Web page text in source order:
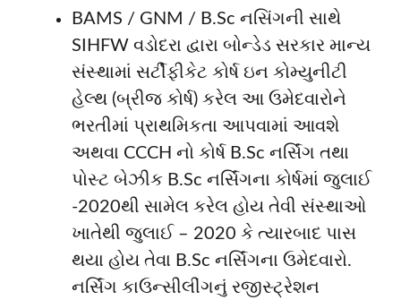
BAMS / GNM / B.Sc નસિંગની સાથે
SIHFW વડોદરા દ્વારા બોન્ડેડ સરકાર માન્ય
સંસ્થામાં સર્ટીફીકેટ કોર્ષ ઇન કોમ્યુનીટી
હેલ્થ (બ્રીજ કોર્ષ) કરેલ આ ઉમેદવારોને
ભરતીમાં પ્રાથમિકતા આપવામાં આવશે
અથવા CCCH નો કોર્ષ B.Sc નર્સિંગ તથા
પોસ્ટ બેઝીક B.Sc નર્સિંગના કોર્ષમાં જુલાઈ
-2020થી સામેલ કરેલ હોય તેવી સંસ્થાઓ
ખાતેથી જુલાઈ – 2020 કે ત્યારબાદ પાસ
થયા હોય તેવા B.Sc નર્સિંગના ઉમેદવારો.
નર્સિંગ કાઉન્સીલીંગનું રજીસ્ટ્રેશન